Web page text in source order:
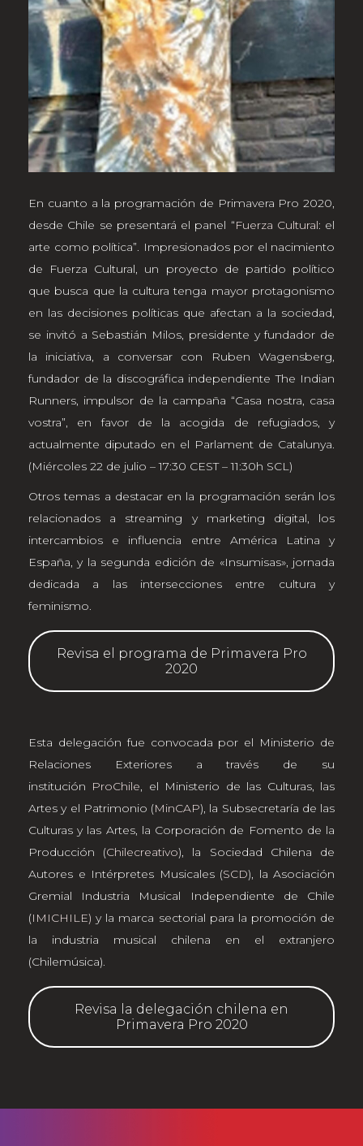
En cuanto a la programación de Primavera Pro 2020,
desde Chile se presentará el panel “Fuerza Cultural: el
arte como política”. Impresionados por el nacimiento
de Fuerza Cultural, un proyecto de partido político
que busca que la cultura tenga mayor protagonismo
en las decisiones políticas que afectan a la sociedad,
se invitó a Sebastián Milos, presidente y fundador de
la iniciativa, a conversar con Ruben Wagensberg,
fundador de la discográfica independiente The Indian
Runners, impulsor de la campaña “Casa nostra, casa
vostra”, en favor de la acogida de refugiados, y
actualmente diputado en el Parlament de Catalunya.
(Miércoles 22 de julio – 17:30 CEST – 11:30h SCL)
Otros temas a destacar en la programación serán los
relacionados a streaming y marketing digital, los
intercambios e influencia entre América Latina y
España, y la segunda edición de «Insumisas», jornada
dedicada a las intersecciones entre cultura y
feminismo.
Revisa el programa de Primavera Pro
2020
Esta delegación fue convocada por el Ministerio de
Relaciones Exteriores a través de su
institución ProChile, el Ministerio de las Culturas, las
Artes y el Patrimonio (MinCAP), la Subsecretaría de las
Culturas y las Artes, la Corporación de Fomento de la
Producción (Chilecreativo), la Sociedad Chilena de
Autores e Intérpretes Musicales (SCD), la Asociación
Gremial Industria Musical Independiente de Chile
(IMICHILE) y la marca sectorial para la promoción de
la industria musical chilena en el extranjero
(Chilemúsica).
Revisa la delegación chilena en
Primavera Pro 2020